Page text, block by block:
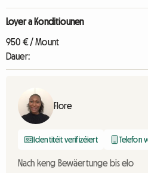
Loyer a Konditiounen
950 € / Mount
Dauer:
Flore
Identitéit verifizéiert Telefon
Nach keng Bewäertunge bis elo